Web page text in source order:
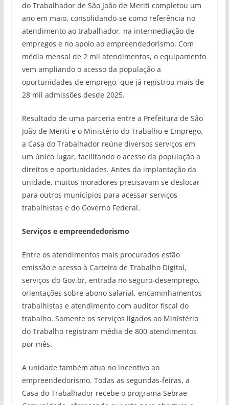
do Trabalhador de São João de Meriti completou um
ano em maio, consolidando-se como referência no
atendimento ao trabalhador, na intermediação de
empregos e no apoio ao empreendedorismo. Com
média mensal de 2 mil atendimentos, o equipamento
vem ampliando o acesso da população a
oportunidades de emprego, que já registrou mais de
28 mil admissões desde 2025.
Resultado de uma parceria entre a Prefeitura de São
João de Meriti e o Ministério do Trabalho e Emprego,
a Casa do Trabalhador reúne diversos serviços em
um único lugar, facilitando o acesso da população a
direitos e oportunidades. Antes da implantação da
unidade, muitos moradores precisavam se deslocar
para outros municípios para acessar serviços
trabalhistas e do Governo Federal.
Serviços e empreendedorismo
Entre os atendimentos mais procurados estão
emissão e acesso à Carteira de Trabalho Digital,
serviços do Gov.br, entrada no seguro-desemprego,
orientações sobre abono salarial, encaminhamentos
trabalhistas e atendimento com auditor fiscal do
trabalho. Somente os serviços ligados ao Ministério
do Trabalho registram média de 800 atendimentos
por mês.
A unidade também atua no incentivo ao
empreendedorismo. Todas as segundas-feiras, a
Casa do Trabalhador recebe o programa Sebrae